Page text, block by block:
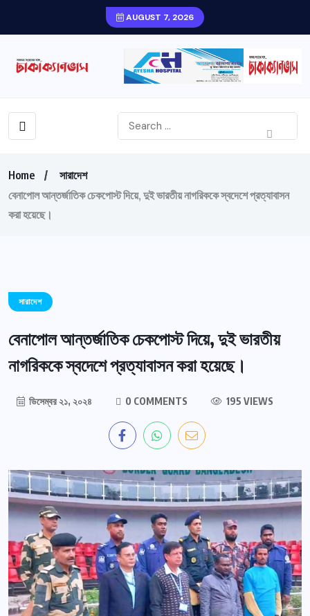
AUGUST 7, 2026
Home
সারাদেশ
বেনাপোল আন্তর্জাতিক চেকপোস্ট দিয়ে, দুই ভারতীয় নাগরিককে স্বদেশে প্রত্যাবাসন
করা হয়েছে।
সারাদেশ
বেনাপোল আন্তর্জাতিক চেকপোস্ট দিয়ে, দুই ভারতীয়
নাগরিককে স্বদেশে প্রত্যাবাসন করা হয়েছে।
ডিসেম্বর ২১, ২০২৪ 0 COMMENTS 195 VIEWS